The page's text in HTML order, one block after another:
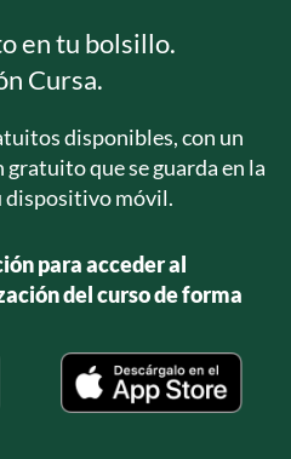
en tu bolsillo.
Cursa.
disponibles, con un
que se guarda en la
dispositivo móvil.
para acceder al
del curso de forma